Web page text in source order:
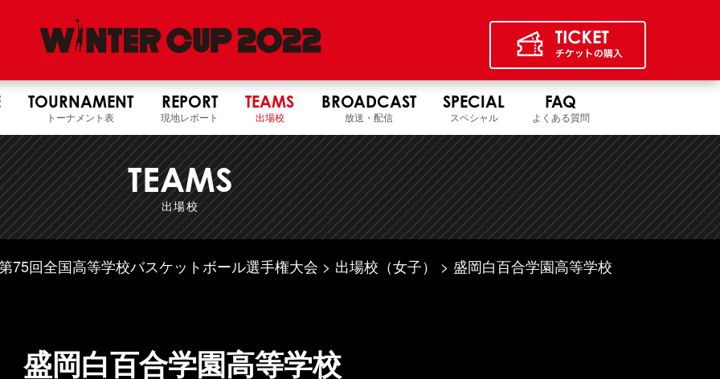
TOURNAMENT
トーナメント表
REPORT
現地レポート
TEAMS
出場校
BROADCAST
放送・配信
SPECIAL
スペシャル
FAQ
よくある質問
TEAMS
出場校
75回全国高等学校バスケットボール選手権大会 出場校（女子） 盛岡白百合学園高等学校
盛岡白百合学園高等学校